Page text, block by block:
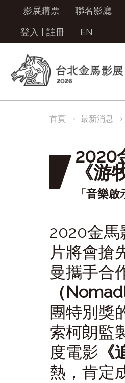
影展購票 聯名影廳
登入
註冊 EN
首頁 最新消息
2020
《游
「音樂
2020金馬
片將會搶
曼攜手合
（
團特別獎
索柯朗監
度電影
熱，肯定